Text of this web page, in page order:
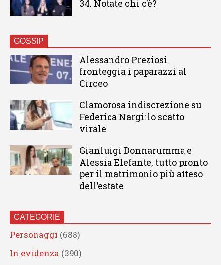
34. Notate chi c’è?
GOSSIP
Alessandro Preziosi
fronteggia i paparazzi al
Circeo
Clamorosa indiscrezione su
Federica Nargi: lo scatto
virale
Gianluigi Donnarumma e
Alessia Elefante, tutto pronto
per il matrimonio più atteso
dell’estate
CATEGORIE
Personaggi (688)
In evidenza (390)